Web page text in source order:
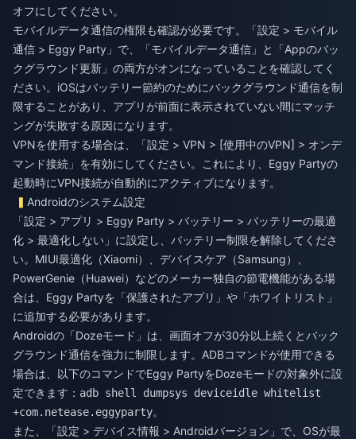
オフにしてください。
モバイルデータ通信の権限も確認が必要です。「設定 > モバイル
通信 > Eggy Party」で、「モバイルデータ通信」と「Appのバッ
クグラウンド更新」の両方がオンになっていることを確認してく
ださい。iOSはバッテリー節約のためにバックグラウンド通信を制
限することがあり、アプリが前面に表示されていない間にマッチ
ングが失敗する原因になります。
VPNを使用する場合は、「設定 > VPN > [使用中のVPN] > オンデ
マンド接続」を有効にしてください。これにより、Eggy Partyの
起動時にVPN接続が自動的にアクティブになります。
Androidのシステム設定
「設定 > アプリ > Eggy Party > バッテリー > バッテリーの最適
化 > 最適化しない」に設定し、バッテリー制限を解除してくださ
い。MIUI最適化（Xiaomi）、デバイスケア（Samsung）、
PowerGenie（Huawei）などのメーカー独自の節電機能がある場
合は、Eggy Partyを「保護されたアプリ」や「ホワイトリスト」
に追加する必要があります。
Androidの「Dozeモード」は、画面オフが30分以上続くとバック
グラウンド通信を強力に制限します。ADBコマンドが使用できる
場合は、以下のコマンドでEggy PartyをDozeモードの対象外に設
定できます： adb shell dumpsys deviceidle whitelist
+com.netease.eggyparty。
また、「設定 > デバイス情報 > Androidバージョン」で、OSが最